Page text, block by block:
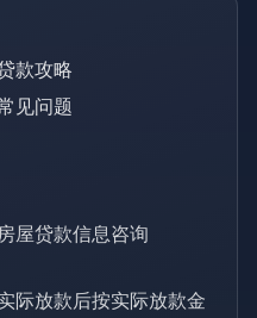
款攻略
见问题
房屋贷款信息咨询
际放款后按实际放款金